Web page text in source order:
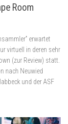
Room
erwartet
virtuell in deren sehr
(zur Review) statt.
nach Neuwied
und der ASF